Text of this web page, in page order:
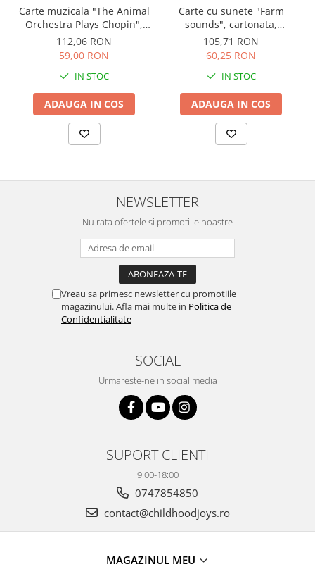
Carte muzicala "The Animal
Orchestra Plays Chopin",
cartonata, Usborne
112,06 RON
59,00 RON
IN STOC
ADAUGA IN COS
Carte cu sunete "Farm
sounds", cartonata,
Usborne
105,71 RON
60,25 RON
IN STOC
ADAUGA IN COS
NEWSLETTER
Nu rata ofertele si promotiile noastre
Vreau sa primesc newsletter cu promotiile
magazinului. Afla mai multe in Politica de
Confidentialitate
SOCIAL
Urmareste-ne in social media
SUPORT CLIENTI
9:00-18:00
0747854850
contact@childhoodjoys.ro
MAGAZINUL MEU